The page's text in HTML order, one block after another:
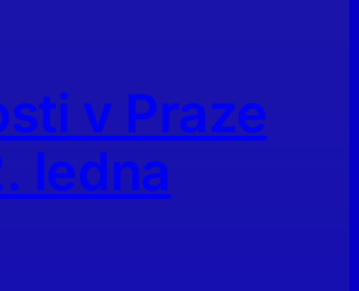
v Praze
ledna